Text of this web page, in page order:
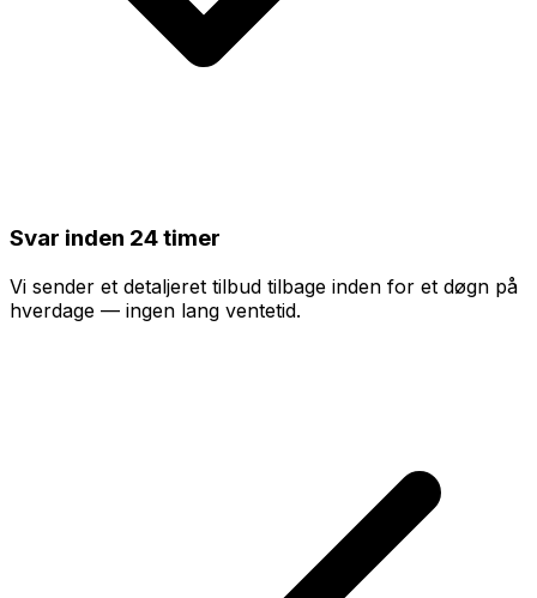
Svar inden 24 timer
Vi sender et detaljeret tilbud tilbage inden for et døgn på
hverdage — ingen lang ventetid.